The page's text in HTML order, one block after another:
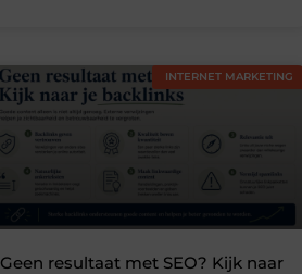
INTERNET MARKETING
Geen resultaat met SEO? Kijk naar